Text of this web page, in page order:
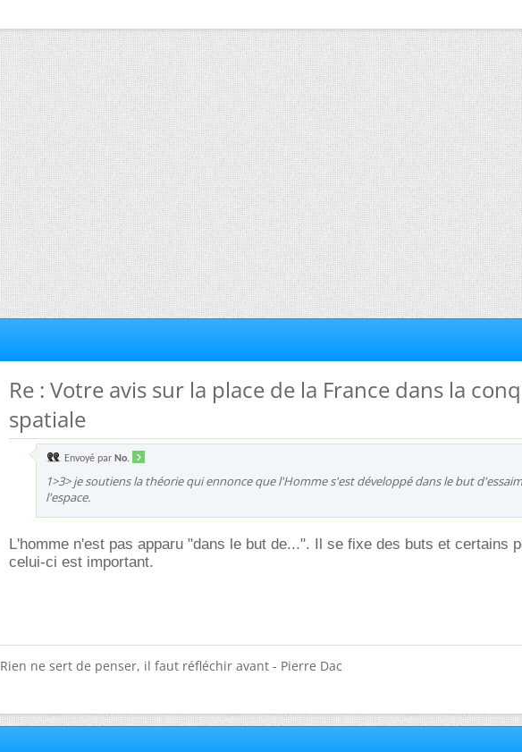
Re : Votre avis sur la place de la France dans la
spatiale
Envoyé par No.
1>3> je soutiens la théorie qui ennonce que l'Homme s'est développé dans le but
l'espace.
L'homme n'est pas apparu "dans le but de...". Il se fixe des buts et certains
celui-ci est important.
Rien ne sert de penser, il faut réfléchir avant - Pierre Dac